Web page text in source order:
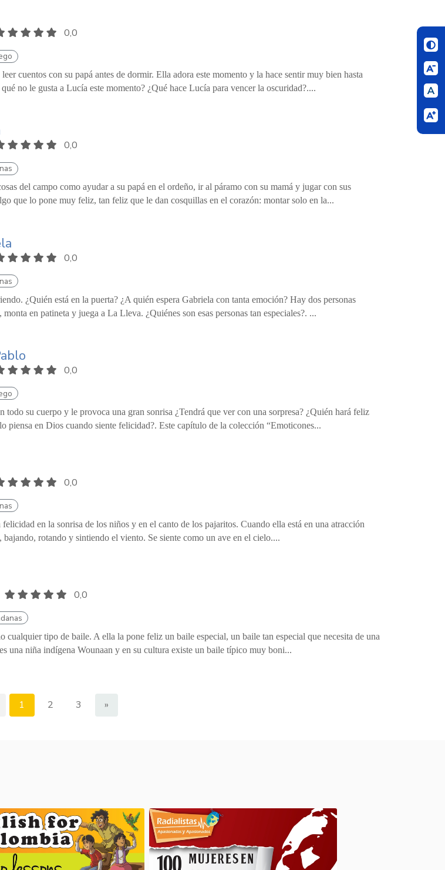
0,0
cuentos con su papá antes de dormir. Ella adora este momento y la hace sentir muy bien hasta
no le gusta a Lucía este momento? ¿Qué hace Lucía para vencer la oscuridad?....
0,0
del campo como ayudar a su papá en el ordeño, ir al páramo con su mamá y jugar con sus
que lo pone muy feliz, tan feliz que le dan cosquillas en el corazón: montar solo en la...
0,0
¿Quién está en la puerta? ¿A quién espera Gabriela con tanta emoción? Hay dos personas
en patineta y juega a La Lleva. ¿Quiénes son esas personas tan especiales?. ...
0,0
todo su cuerpo y le provoca una gran sonrisa ¿Tendrá que ver con una sorpresa? ¿Quién hará feliz
piensa en Dios cuando siente felicidad?. Este capítulo de la colección “Emoticones...
0,0
en la sonrisa de los niños y en el canto de los pajaritos. Cuando ella está en una atracción
bajando, rotando y sintiendo el viento. Se siente como un ave en el cielo....
0,0
cualquier tipo de baile. A ella la pone feliz un baile especial, un baile tan especial que necesita de una
una niña indígena Wounaan y en su cultura existe un baile típico muy boni...
1 2 3 »